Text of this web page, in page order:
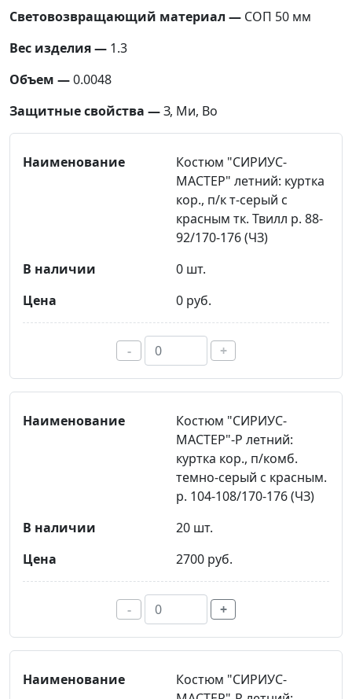
Световозвращающий материал — СОП 50 мм
Вес изделия — 1.3
Объем —0.0048
Защитные свойства —З, Ми, Во
Костюм "СИРИУС-
МАСТЕР" летний: куртка
кор., п/к т-серый с
красным тк. Твилл р. 88-
92/170-176 (ЧЗ)
0 шт.
0 руб.
- +
Костюм "СИРИУС-
МАСТЕР"-Р летний:
куртка кор., п/комб.
темно-серый с красным.
р. 104-108/170-176 (ЧЗ)
20 шт.
2700 руб.
- +
Костюм "СИРИУС-